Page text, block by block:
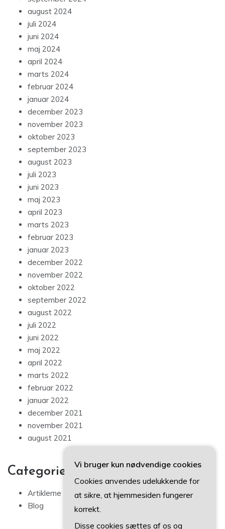
august 2024
juli 2024
juni 2024
maj 2024
april 2024
marts 2024
februar 2024
januar 2024
december 2023
november 2023
oktober 2023
september 2023
august 2023
juli 2023
juni 2023
maj 2023
april 2023
marts 2023
februar 2023
januar 2023
december 2022
november 2022
oktober 2022
september 2022
august 2022
juli 2022
juni 2022
maj 2022
april 2022
marts 2022
februar 2022
januar 2022
december 2021
november 2021
august 2021
Categories
Artiklerne
Blog
Vi bruger kun nødvendige cookies
Cookies anvendes udelukkende for
at sikre, at hjemmesiden fungerer
korrekt.
Disse cookies sættes af os og